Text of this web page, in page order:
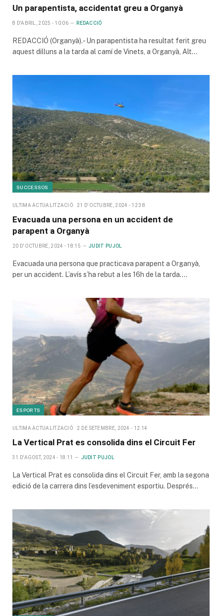
Un parapentista, accidentat greu a Organyà
8 D'ABRIL, 2025 - 10:06 REDACCIÓ
REDACCIÓ (Organyà).- Un parapentista ha resultat ferit greu
aquest dilluns a la tarda al camí de Vinets, a Organyà, Alt…
SUCCESSOS
ULTIMA ACTUALITZACIÓ 21 D'OCTUBRE, 2024 - 12:38
Evacuada una persona en un accident de
parapent a Organyà
20 D'OCTUBRE, 2024 - 18:15 JUDIT PUJOL
Evacuada una persona que practicava parapent a Organyà,
per un accident. L’avís s’ha rebut a les 16h de la tarda.…
ESPORTS
ULTIMA ACTUALITZACIÓ 2 DE SETEMBRE, 2024 - 12:14
La Vertical Prat es consolida dins el Circuit Fer
31 D'AGOST, 2024 - 18:11 JUDIT PUJOL
La Vertical Prat es consolida dins el Circuit Fer, amb la segona
edició de la carrera dins l’esdeveniment esportiu. Després…